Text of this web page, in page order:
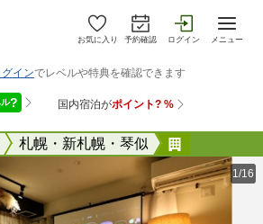
お気に入り 予約確認 ログイン メニュー
札幌・新札幌・琴似
1/16